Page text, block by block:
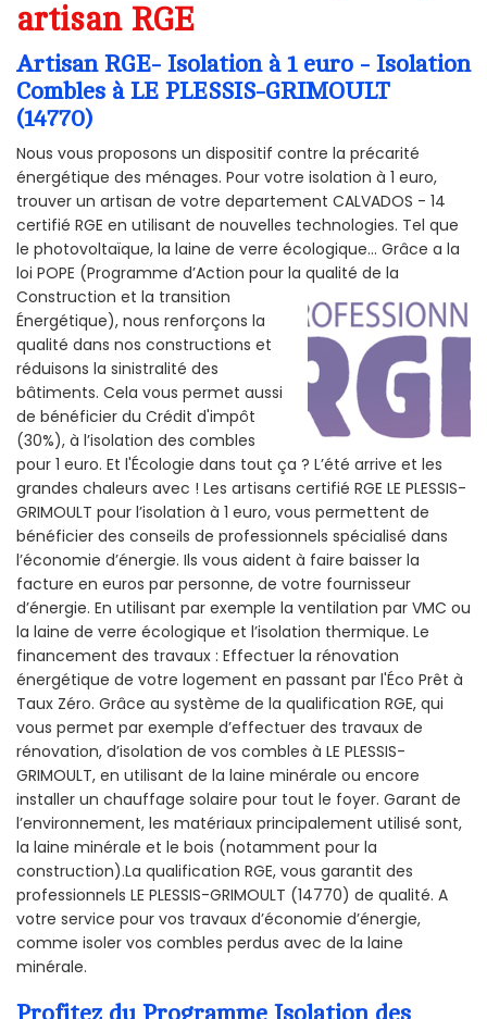
artisan RGE
Artisan RGE- Isolation à 1 euro - Isolation
Combles à LE PLESSIS-GRIMOULT
(14770)
Nous vous proposons un dispositif contre la précarité
énergétique des ménages. Pour votre isolation à 1 euro,
trouver un artisan de votre departement CALVADOS - 14
certifié RGE en utilisant de nouvelles technologies. Tel que
le photovoltaïque, la laine de verre écologique... Grâce a la
loi POPE (Programme d’Action pour la qualité de la
Construction et la transition
Énergétique), nous renforçons la
qualité dans nos constructions et
réduisons la sinistralité des
bâtiments. Cela vous permet aussi
de bénéficier du Crédit d'impôt
(30%), à l’isolation des combles
pour 1 euro. Et l'Écologie dans tout ça ? L’été arrive et les
grandes chaleurs avec ! Les artisans certifié RGE LE PLESSIS-
GRIMOULT pour l’isolation à 1 euro, vous permettent de
bénéficier des conseils de professionnels spécialisé dans
l’économie d’énergie. Ils vous aident à faire baisser la
facture en euros par personne, de votre fournisseur
d’énergie. En utilisant par exemple la ventilation par VMC ou
la laine de verre écologique et l’isolation thermique. Le
financement des travaux : Effectuer la rénovation
énergétique de votre logement en passant par l'Éco Prêt à
Taux Zéro. Grâce au système de la qualification RGE, qui
vous permet par exemple d’effectuer des travaux de
rénovation, d’isolation de vos combles à LE PLESSIS-
GRIMOULT, en utilisant de la laine minérale ou encore
installer un chauffage solaire pour tout le foyer. Garant de
l’environnement, les matériaux principalement utilisé sont,
la laine minérale et le bois (notamment pour la
construction).La qualification RGE, vous garantit des
professionnels LE PLESSIS-GRIMOULT (14770) de qualité. A
votre service pour vos travaux d’économie d’énergie,
comme isoler vos combles perdus avec de la laine
minérale.